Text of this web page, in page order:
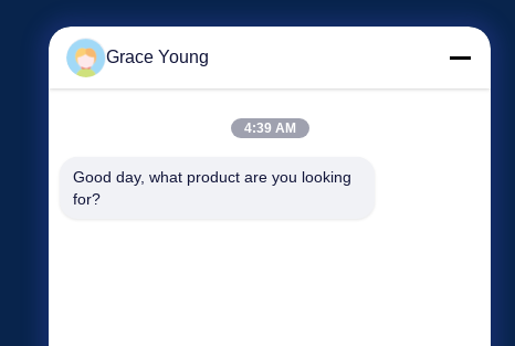
Evenementen
Verzoek A Citaat
Grace Young
4:39 AM
Good day, what product are you looking
for?